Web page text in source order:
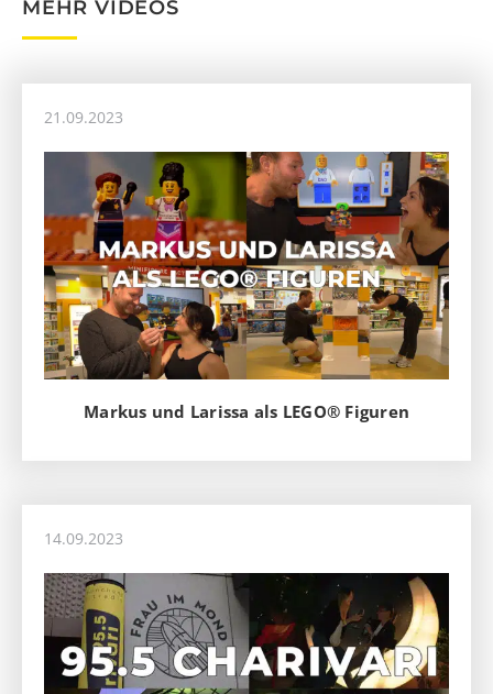
MEHR VIDEOS
21.09.2023
Markus und Larissa als LEGO® Figuren
14.09.2023